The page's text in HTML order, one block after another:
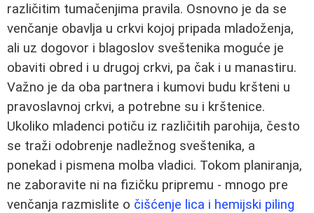
različitim tumačenjima pravila. Osnovno je da se
venčanje obavlja u crkvi kojoj pripada mladoženja,
ali uz dogovor i blagoslov sveštenika moguće je
obaviti obred i u drugoj crkvi, pa čak i u manastiru.
Važno je da oba partnera i kumovi budu kršteni u
pravoslavnoj crkvi, a potrebne su i krštenice.
Ukoliko mladenci potiču iz različitih parohija, često
se traži odobrenje nadležnog sveštenika, a
ponekad i pismena molba vladici. Tokom planiranja,
ne zaboravite ni na fizičku pripremu - mnogo pre
venčanja razmislite o čišćenje lica i hemijski piling